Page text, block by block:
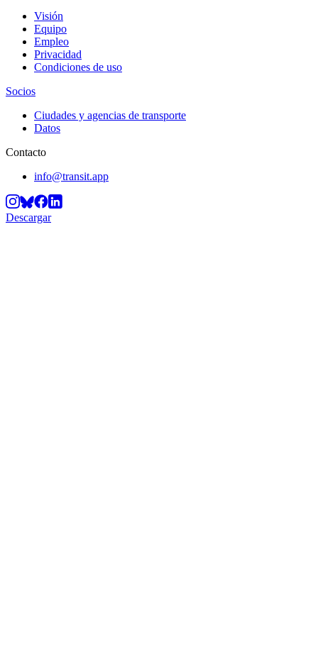
Visión
Equipo
Empleo
Privacidad
Condiciones de uso
Socios
Ciudades y agencias de transporte
Datos
Contacto
info@transit.app
Descargar